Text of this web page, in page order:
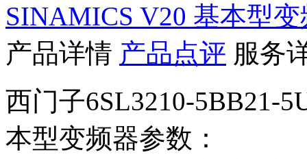
SINAMICS V20 基本型
产品详情 产品点评 服务
西门子6SL3210-5BB21-
本型变频器参数：